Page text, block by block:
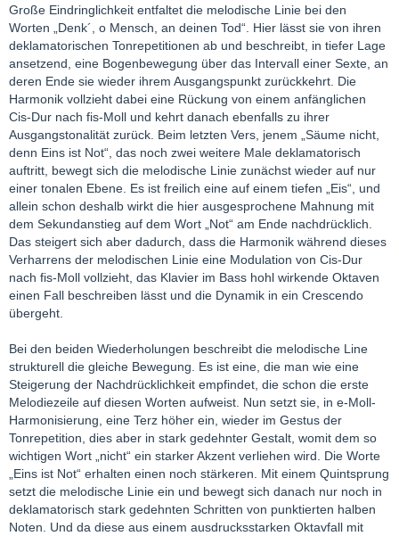
Große Eindringlichkeit entfaltet die melodische Linie bei den
Worten „Denk´, o Mensch, an deinen Tod“. Hier lässt sie von ihren
deklamatorischen Tonrepetitionen ab und beschreibt, in tiefer Lage
ansetzend, eine Bogenbewegung über das Intervall einer Sexte, an
deren Ende sie wieder ihrem Ausgangspunkt zurückkehrt. Die
Harmonik vollzieht dabei eine Rückung von einem anfänglichen
Cis-Dur nach fis-Moll und kehrt danach ebenfalls zu ihrer
Ausgangstonalität zurück. Beim letzten Vers, jenem „Säume nicht,
denn Eins ist Not“, das noch zwei weitere Male deklamatorisch
auftritt, bewegt sich die melodische Linie zunächst wieder auf nur
einer tonalen Ebene. Es ist freilich eine auf einem tiefen „Eis“, und
allein schon deshalb wirkt die hier ausgesprochene Mahnung mit
dem Sekundanstieg auf dem Wort „Not“ am Ende nachdrücklich.
Das steigert sich aber dadurch, dass die Harmonik während dieses
Verharrens der melodischen Linie eine Modulation von Cis-Dur
nach fis-Moll vollzieht, das Klavier im Bass hohl wirkende Oktaven
einen Fall beschreiben lässt und die Dynamik in ein Crescendo
übergeht.
Bei den beiden Wiederholungen beschreibt die melodische Line
strukturell die gleiche Bewegung. Es ist eine, die man wie eine
Steigerung der Nachdrücklichkeit empfindet, die schon die erste
Melodiezeile auf diesen Worten aufweist. Nun setzt sie, in e-Moll-
Harmonisierung, eine Terz höher ein, wieder im Gestus der
Tonrepetition, dies aber in stark gedehnter Gestalt, womit dem so
wichtigen Wort „nicht“ ein starker Akzent verliehen wird. Die Worte
„Eins ist Not“ erhalten einen noch stärkeren. Mit einem Quintsprung
setzt die melodische Linie ein und bewegt sich danach nur noch in
deklamatorisch stark gedehnten Schritten von punktierten halben
Noten. Und da diese aus einem ausdrucksstarken Oktavfall mit